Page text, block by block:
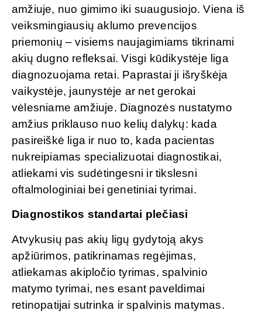
amžiuje, nuo gimimo iki suaugusiojo. Viena iš
veiksmingiausių aklumo prevencijos
priemonių – visiems naujagimiams tikrinami
akių dugno refleksai. Visgi kūdikystėje liga
diagnozuojama retai. Paprastai ji išryškėja
vaikystėje, jaunystėje ar net gerokai
vėlesniame amžiuje. Diagnozės nustatymo
amžius priklauso nuo kelių dalykų: kada
pasireiškė liga ir nuo to, kada pacientas
nukreipiamas specializuotai diagnostikai,
atliekami vis sudėtingesni ir tikslesni
oftalmologiniai bei genetiniai tyrimai.
Diagnostikos standartai plečiasi
Atvykusių pas akių ligų gydytoją akys
apžiūrimos, patikrinamas regėjimas,
atliekamas akipločio tyrimas, spalvinio
matymo tyrimai, nes esant paveldimai
retinopatijai sutrinka ir spalvinis matymas.